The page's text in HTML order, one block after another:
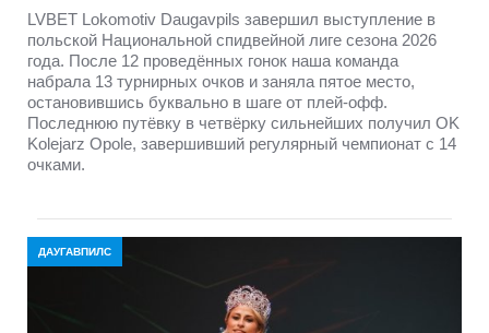
LVBET Lokomotiv Daugavpils завершил выступление в
польской Национальной спидвейной лиге сезона 2026
года. После 12 проведённых гонок наша команда
набрала 13 турнирных очков и заняла пятое место,
остановившись буквально в шаге от плей-офф.
Последнюю путёвку в четвёрку сильнейших получил OK
Kolejarz Opole, завершивший регулярный чемпионат с 14
очками.
ДАУГАВПИЛС